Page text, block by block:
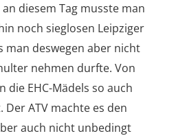
diesem Tag musste man
noch sieglosen Leipziger
man deswegen aber nicht
nehmen durfte. Von
die EHC-Mädels so auch
ATV machte es den
auch nicht unbedingt